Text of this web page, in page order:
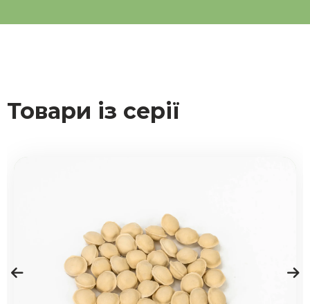
Товари із серії